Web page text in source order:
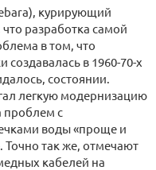
курирующий
разработка самой
в том, что
в 1960-70-х
состоянии.
легкую модернизацию
проблем с
воды «проще и
так же, отмечают
кабелей на